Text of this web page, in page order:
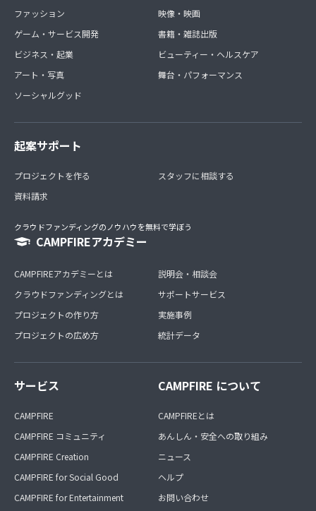
ファッション
ゲーム・サービス開発
ビジネス・起業
アート・写真
ソーシャルグッド
映像・映画
書籍・雑誌出版
ビューティー・ヘルスケア
舞台・パフォーマンス
起案サポート
プロジェクトを作る
資料請求
スタッフに相談する
クラウドファンディングのノウハウを無料で学ぼう
CAMPFIREアカデミー
CAMPFIREアカデミーとは
クラウドファンディングとは
プロジェクトの作り方
プロジェクトの広め方
説明会・相談会
サポートサービス
実施事例
統計データ
サービス
CAMPFIRE
CAMPFIRE コミュニティ
CAMPFIRE Creation
CAMPFIRE for Social Good
CAMPFIRE for Entertainment
CAMPFIRE について
CAMPFIREとは
あんしん・安全への取り組み
ニュース
ヘルプ
お問い合わせ